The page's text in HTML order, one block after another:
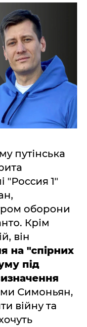
путінська
"Россия 1"
оборони
Крім
він
на "спірних
під
Симоньян,
війну та